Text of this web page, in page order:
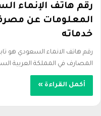
المعلومات عن مصرف
خدماته
رقم هاتف الانماء السعودي هو
المصارف في المملكة العربية
أكمل القراءة »